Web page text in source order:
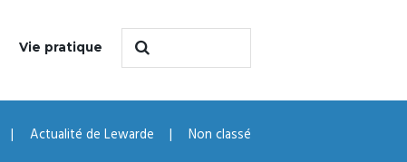
Vie pratique
Actualité de Lewarde Non classé